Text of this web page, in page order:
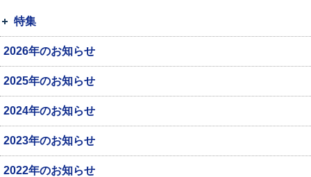
特集
2026年のお知らせ
2025年のお知らせ
2024年のお知らせ
2023年のお知らせ
2022年のお知らせ